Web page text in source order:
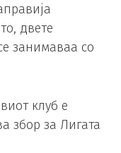
двете
занимаваа со
клуб е
збор за Лигата